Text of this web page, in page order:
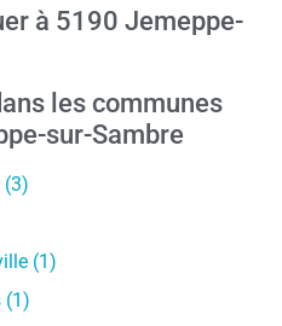
à 5190 Jemeppe-
les communes
sur-Sambre
(3)
(1)
(1)